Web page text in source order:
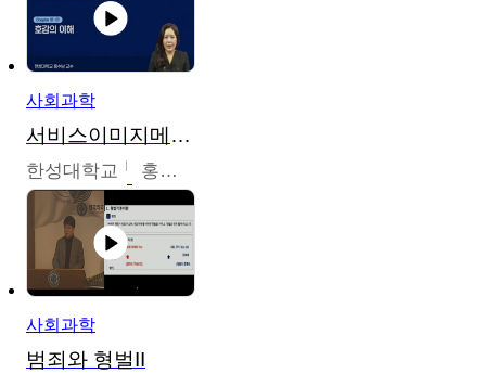
사회과학
서비스이미지메이킹
한성대학교 홍수남
사회과학
범죄와 형벌II